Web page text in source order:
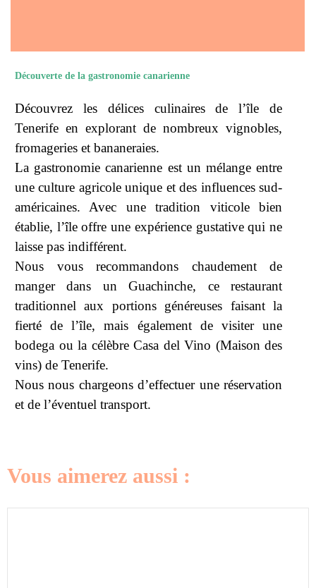
Découverte de la gastronomie canarienne
Découvrez les délices culinaires de l’île de
Tenerife en explorant de nombreux vignobles,
fromageries et bananeraies.
La gastronomie canarienne est un mélange entre
une culture agricole unique et des influences sud-
américaines. Avec une tradition viticole bien
établie, l’île offre une expérience gustative qui ne
laisse pas indifférent.
Nous vous recommandons chaudement de
manger dans un Guachinche, ce restaurant
traditionnel aux portions généreuses faisant la
fierté de l’île, mais également de visiter une
bodega ou la célèbre Casa del Vino (Maison des
vins) de Tenerife.
Nous nous chargeons d’effectuer une réservation
et de l’éventuel transport.
Vous aimerez aussi :